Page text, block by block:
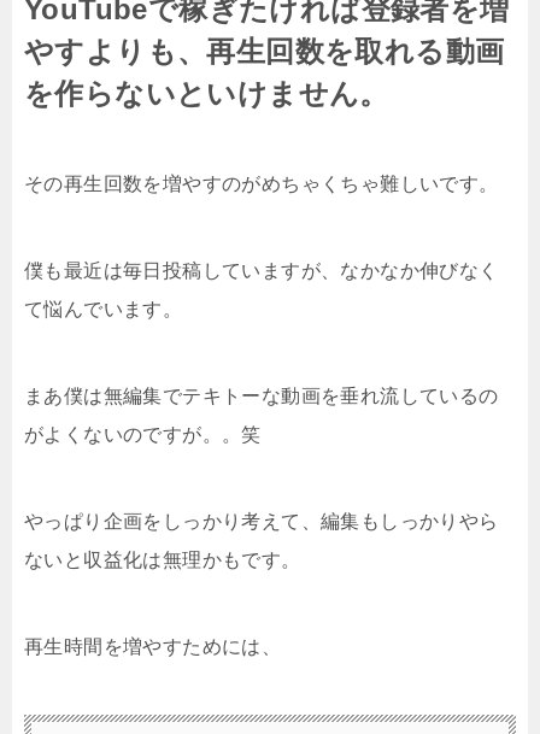
YouTubeで稼ぎたければ登録者を増
やすよりも、再生回数を取れる動画
を作らないといけません。
その再生回数を増やすのがめちゃくちゃ難しいです。
僕も最近は毎日投稿していますが、なかなか伸びなく
て悩んでいます。
まあ僕は無編集でテキトーな動画を垂れ流しているの
がよくないのですが。。笑
やっぱり企画をしっかり考えて、編集もしっかりやら
ないと収益化は無理かもです。
再生時間を増やすためには、